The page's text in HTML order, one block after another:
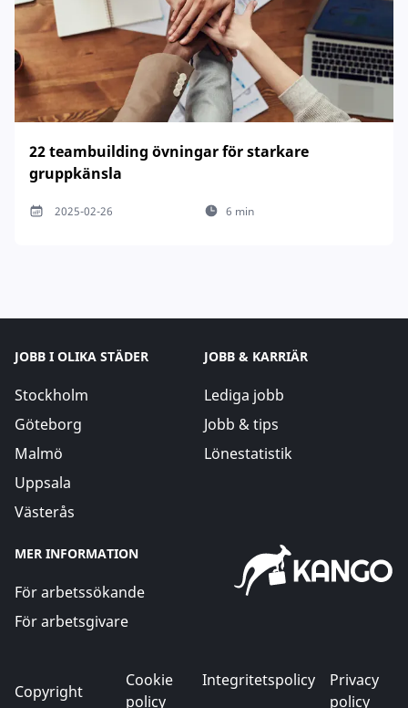
22 teambuilding övningar för starkare
gruppkänsla
2025-02-26 6 min
JOBB I OLIKA STÄDER
Stockholm
Göteborg
Malmö
Uppsala
Västerås
JOBB & KARRIÄR
Lediga jobb
Jobb & tips
Lönestatistik
MER INFORMATION
För arbetssökande
För arbetsgivare
Copyright
Cookie
policy
Integritetspolicy
Privacy
policy